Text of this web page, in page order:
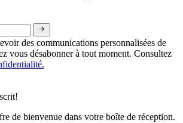
des communications personnalisées de
vous désabonner à tout moment. Consultez
de bienvenue dans votre boîte de réception.